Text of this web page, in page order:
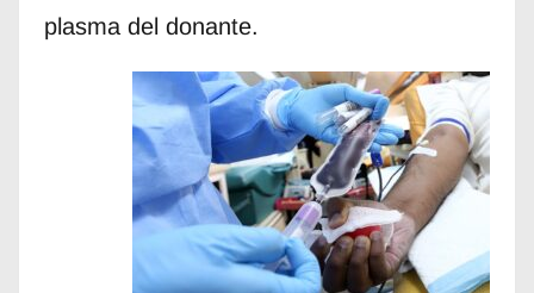
plasma del donante.